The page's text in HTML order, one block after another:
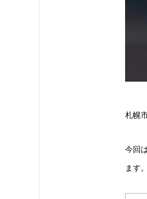
札幌
今回
ます。